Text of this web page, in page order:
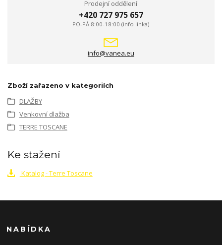
Prodejní oddělení
+420 727 975 657
PO-PÁ 8:00-18:00 (info linka)
info@vanea.eu
Zboží zařazeno v kategoriích
DLAŽBY
Venkovní dlažba
TERRE TOSCANE
Ke stažení
Katalog - Terre Toscane
NABÍDKA